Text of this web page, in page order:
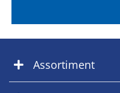
Assortiment